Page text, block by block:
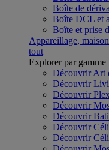
Boîte de
Boîte DCL et
Boîte et prise
Appareillage,
tout
Explorer par gamme
Découvrir Art
Découvrir
Découvrir
Découvrir
Découvrir
Découvrir
Découvrir